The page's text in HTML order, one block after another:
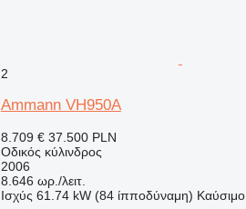
2
Ammann VH950A
8.709 € 37.500 PLN
Οδικός κύλινδρος
2006
8.646 ωρ./λειτ.
Ισχύς 61.74 kW (84 ίπποδύναμη) Καύσιμο